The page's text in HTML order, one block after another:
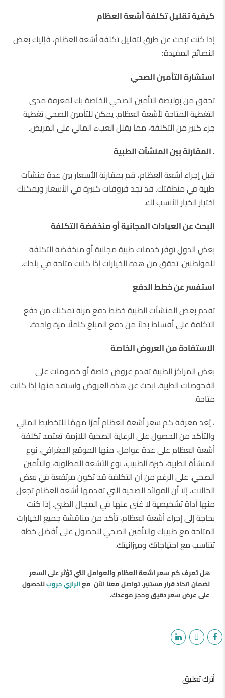
كيفية تقليل تكلفة أشعة العظام
إذا كنت تبحث عن طرق لتقليل تكلفة أشعة العظام، فإليك بعض
النصائح المفيدة:
استشارة التأمين الصحي
تحقق من بوليصة التأمين الصحي الخاصة بك لمعرفة مدى
التغطية المتاحة لأشعة العظام. يمكن للتأمين الصحي تغطية
جزء كبير من التكلفة، مما يقلل العبء المالي على المريض.
. المقارنة بين المنشآت الطبية
قبل إجراء أشعة العظام، قم بمقارنة الأسعار بين عدة منشآت
طبية في منطقتك. قد تجد فروقات كبيرة في الأسعار ويمكنك
اختيار الخيار الأنسب لك.
البحث عن العيادات المجانية أو منخفضة التكلفة
بعض الدول توفر خدمات طبية مجانية أو منخفضة التكلفة
للمواطنين. تحقق من هذه الخيارات إذا كانت متاحة في بلدك.
استفسر عن خطط الدفع
تقدم بعض المنشآت الطبية خطط دفع مرنة تمكنك من دفع
التكلفة على أقساط بدلاً من دفع المبلغ كاملًا مرة واحدة.
الاستفادة من العروض الخاصة
بعض المراكز الطبية تقدم عروض خاصة أو خصومات على
الفحوصات الطبية. ابحث عن هذه العروض واستفد منها إذا كانت
متاحة.
، يُعد معرفة كم سعر أشعة العظام أمرًا مهمًا للتخطيط المالي
والتأكد من الحصول على الرعاية الصحية اللازمة. تعتمد تكلفة
أشعة العظام على عدة عوامل، منها الموقع الجغرافي، نوع
المنشأة الطبية، خبرة الطبيب، نوع الأشعة المطلوبة، والتأمين
الصحي. على الرغم من أن التكلفة قد تكون مرتفعة في بعض
الحالات، إلا أن الفوائد الصحية التي تقدمها أشعة العظام تجعل
منها أداة تشخيصية لا غنى عنها في المجال الطبي. إذا كنت
بحاجة إلى إجراء أشعة العظام، تأكد من مناقشة جميع الخيارات
المتاحة مع طبيبك والتأمين الصحي للحصول على أفضل خطة
تتناسب مع احتياجاتك وميزانيتك.
هل تعرف كم سعر اشعة العظام والعوامل التي تؤثر على السعر
لضمان اتخاذ قرار مستنير. تواصل معنا الآن معالرازي جروبللحصول
على عرض سعر دقيق وحجز موعدك.
أترك تعليق